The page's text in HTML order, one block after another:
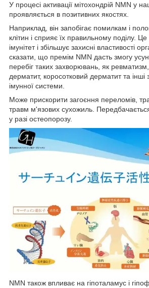
У процесі активації мітохондрій NMN у
проявляється в позитивних якостях.
Наприклад, він запобігає помилкам і
клітин і сприяє їх правильному поділу.
імунітет і збільшує захисні властивості
сказати, що премім NMN дасть змогу
перебіг таких захворювань, як
дерматит, коросотковий дерматит та
імунної системи.
Може прискорити загоєння переломів,
травм м'язових сухожиль.
у разі остеопорозу.
NMN також впливає на гіпоталамус і